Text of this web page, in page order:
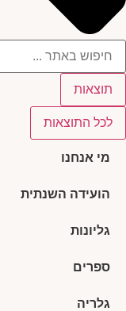
תוצאות
לכל התוצאות
מי אנחנו
הועידה השנתית
גליונות
ספרים
גלריה